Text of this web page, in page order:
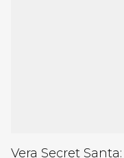
Vera Secret